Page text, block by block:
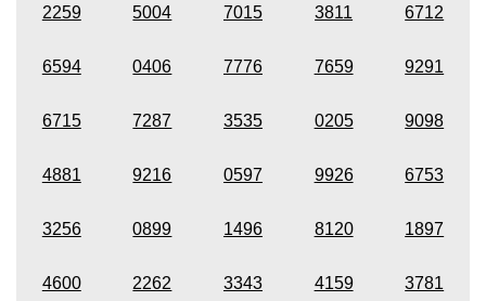
2259 5004 7015 3811 6712
6594 0406 7776 7659 9291
6715 7287 3535 0205 9098
4881 9216 0597 9926 6753
3256 0899 1496 8120 1897
4600 2262 3343 4159 3781